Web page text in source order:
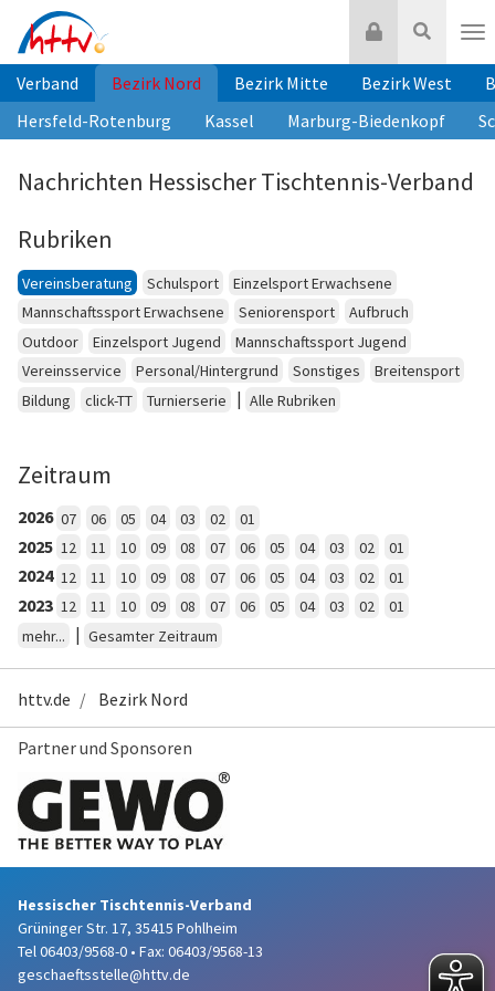
Inhalt
springen
Suche
Login
Verband Bezirk Nord Bezirk Mitte Bezirk West
Hersfeld-Rotenburg
Kassel Marburg-Biedenkopf
Nachrichten Hessischer Tischtennis-Verband
Rubriken
Vereinsberatung Schulsport
Einzelsport Erwachsene
Mannschaftssport Erwachsene
Seniorensport
Aufbruch
Outdoor
Einzelsport Jugend
Mannschaftssport Jugend
Vereinsservice
Personal/Hintergrund Sonstiges
Breitensport
Bildung
click-TT Turnierserie | Alle Rubriken
Zeitraum
2026 07 06 05 04 03 02 01
2025 12 11 10 09 08 07 06 05 04 03 02 01
2024 12 11 10 09 08 07 06 05 04 03 02 01
2023 12 11 10 09 08 07 06 05 04 03 02
01
mehr...
| Gesamter Zeitraum
httv.de Bezirk Nord
Partner und Sponsoren
Hessischer Tischtennis-Verband
Grüninger Str. 17, 35415 Pohlheim
Tel 06403/9568-0 • Fax: 06403/9568-13
geschaeftsstelle@httv.de